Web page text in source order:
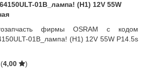
64150ULT-01B_лампа! (H1) 12V 55W
фирмы OSRAM с кодом
01B_лампа! (H1) 12V 55W P14.5s
(4,00
)